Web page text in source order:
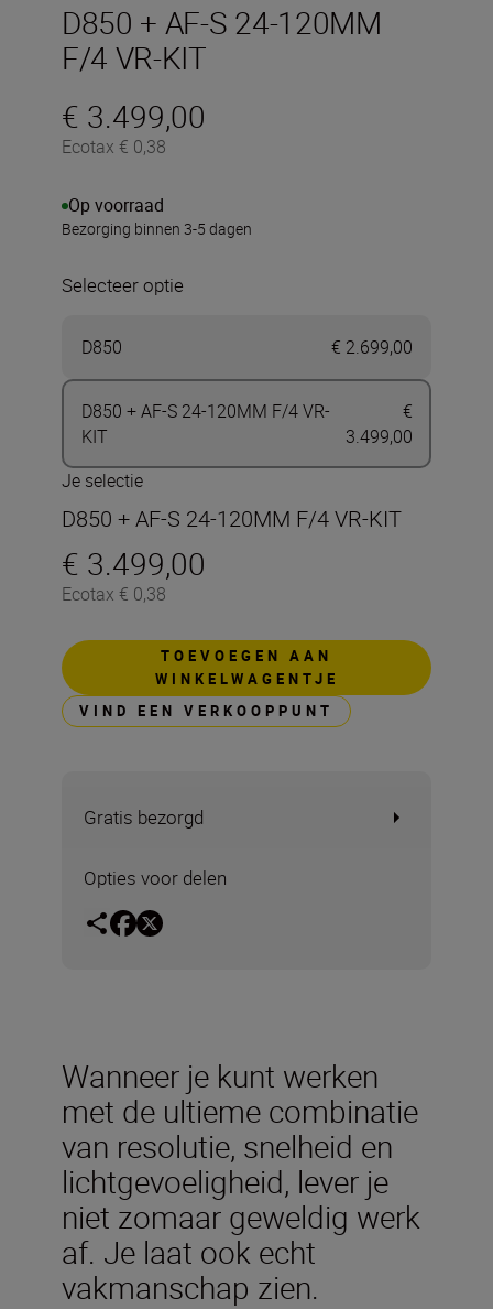
D850 + AF-S 24-120MM
F/4 VR-KIT
€ 3.499,00
Ecotax € 0,38
Op voorraad
Bezorging binnen 3-5 dagen
Selecteer optie
D850 € 2.699,00
D850 + AF-S 24-120MM F/4 VR-
KIT
€
3.499,00
Je selectie
D850 + AF-S 24-120MM F/4 VR-KIT
€ 3.499,00
Ecotax € 0,38
TOEVOEGEN AAN
WINKELWAGENTJE
VIND EEN VERKOOPPUNT
Gratis bezorgd
Opties voor delen
Wanneer je kunt werken
met de ultieme combinatie
van resolutie, snelheid en
lichtgevoeligheid, lever je
niet zomaar geweldig werk
af. Je laat ook echt
vakmanschap zien.